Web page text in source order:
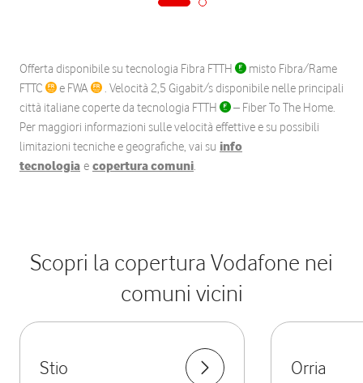
Offerta disponibile su tecnologia Fibra FTTH
misto Fibra/Rame
FTTC
e FWA
. Velocità 2,5 Gigabit/s disponibile nelle principali
città italiane coperte da tecnologia FTTH
– Fiber To The Home.
Per maggiori informazioni sulle velocità effettive e su possibili
limitazioni tecniche e geografiche, vai su info
tecnologia e copertura comuni.
Scopri la copertura Vodafone nei
comuni vicini
Stio Orria